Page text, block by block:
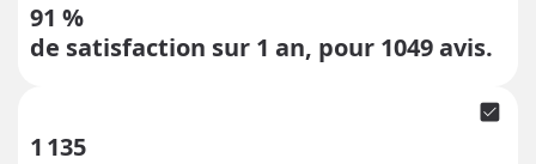
91 %
de satisfaction sur 1 an, pour 1049avis.
check_box
1 135